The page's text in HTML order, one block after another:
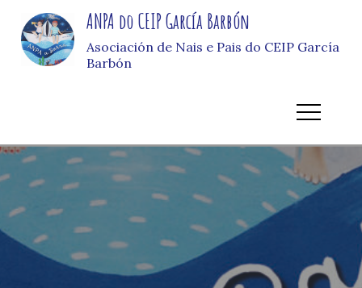
content
ANPA do CEIP García Barbón
Asociación de Nais e Pais do CEIP García
Barbón